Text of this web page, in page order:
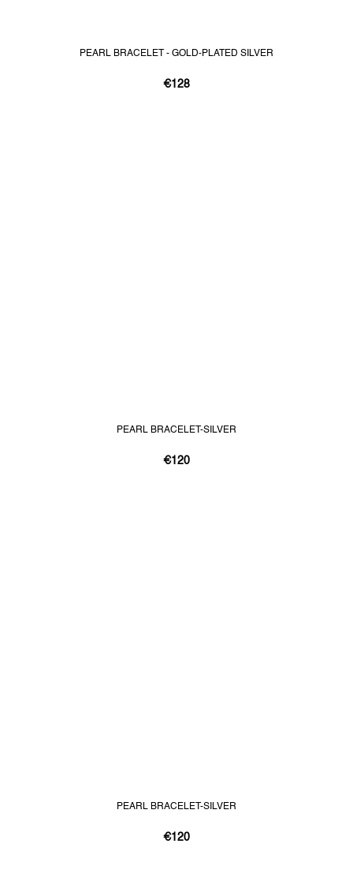
PEARL BRACELET - GOLD-PLATED SILVER
€128
PEARL BRACELET-SILVER
€120
PEARL BRACELET-SILVER
€120